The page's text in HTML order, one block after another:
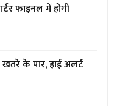
फाइनल में होगी
के पार, हाई अलर्ट